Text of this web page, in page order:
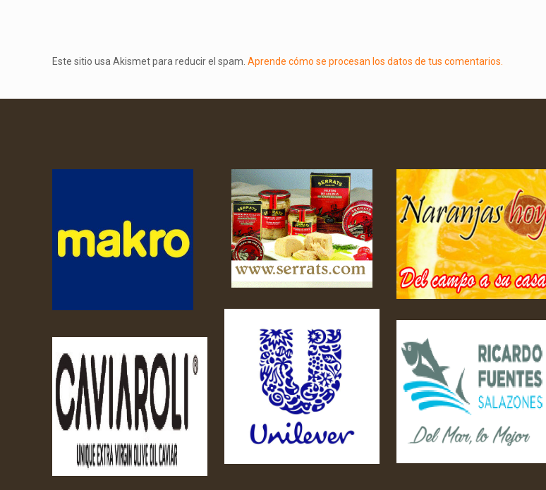
Este sitio usa Akismet para reducir el spam. Aprende cómo se procesan los datos de tus comentarios.